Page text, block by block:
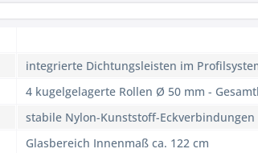
integrierte Dichtungsleisten im
4 kugelgelagerte Rollen Ø 50 mm -
stabile Nylon-Kunststoff-Eckverbindungen
Glasbereich Innenmaß ca. 122 cm